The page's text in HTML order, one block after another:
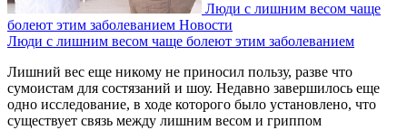
Люди с лишним весом чаще
болеют этим заболеванием Новости
Люди с лишним весом чаще болеют этим заболеванием
Лишний вес еще никому не приносил пользу, разве что
сумоистам для состязаний и шоу. Недавно завершилось еще
одно исследование, в ходе которого было установлено, что
существует связь между лишним весом и гриппом